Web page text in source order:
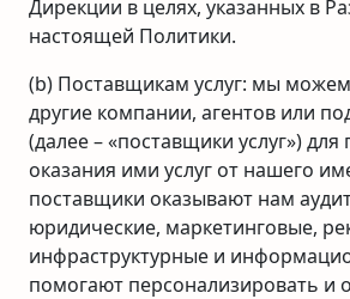
Дирекции в целях, указанных в
настоящей Политики.
(b) Поставщикам услуг: мы
другие компании, агентов или
(далее – «поставщики услуг»)
оказания ими услуг от нашего
поставщики оказывают нам
юридические, маркетинговые,
инфраструктурные и
помогают персонализировать и